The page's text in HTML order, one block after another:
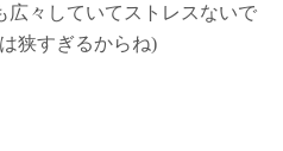
広々していてストレスないで
狭すぎるからね)